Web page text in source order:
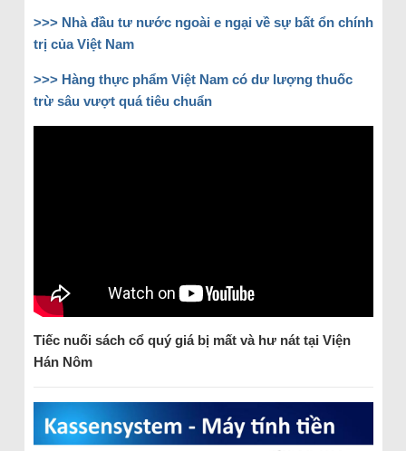
>>> Nhà đầu tư nước ngoài e ngại về sự bất ổn chính
trị của Việt Nam
>>> Hàng thực phẩm Việt Nam có dư lượng thuốc
trừ sâu vượt quá tiêu chuẩn
Tiếc nuối sách cổ quý giá bị mất và hư nát tại Viện
Hán Nôm